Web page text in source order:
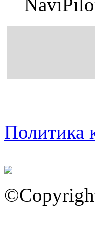
Политика